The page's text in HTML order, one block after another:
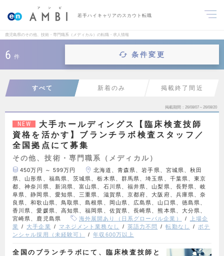
若手ハイキャリアのスカウト転職
鹿児島県のその他、技術・専門職系（メディカル）の転職・求人情報
6 件 条件変更
すべて 新着のみ 掲載終了間近
掲載期間 26/08/07～26/08/20
NEW
大手ホールディングス【臨床検査技師
資格を活かす】ブランチラボ検査スタッフ／
全国拠点にて募集
その他、技術・専門職系（メディカル）
450万円 ～ 599万円
北海道、青森県、岩手県、宮城県、秋田
県、山形県、福島県、茨城県、栃木県、群馬県、埼玉県、千葉県、東京
都、神奈川県、新潟県、富山県、石川県、福井県、山梨県、長野県、岐
阜県、静岡県、愛知県、三重県、滋賀県、京都府、大阪府、兵庫県、奈
良県、和歌山県、鳥取県、島根県、岡山県、広島県、山口県、徳島県、
香川県、愛媛県、高知県、福岡県、佐賀県、長崎県、熊本県、大分県、
宮崎県、鹿児島県
海外展開あり（日系グローバル企業）
上場企
業
大手企業 マネジメント業務なし 英語力不問 転勤なし
ポテ
ンシャル採用（未経験可）
年収600万以上
全国のブランチラボにて、臨床検査技師と